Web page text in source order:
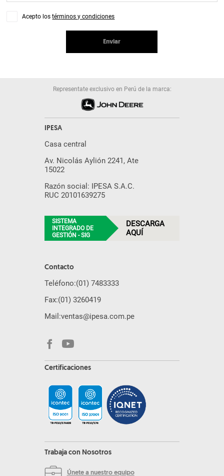
Acepto lostérminos y condiciones
Enviar
Representate exclusivo en Perú de la marca:
IPESA
Casa central
Av. Nicolás Aylión 2241, Ate
15022
Razón social: IPESA S.A.C.
RUC 20101639275
SISTEMA
INTEGRADO DE
GESTIÓN - SIG
DESCARGA
AQUÍ
Contacto
Teléfono:(01) 7483333
Fax:(01) 3260419
Mail:ventas@ipesa.com.pe
Certificaciones
Trabaja con Nosotros
Únete a nuestro equipo